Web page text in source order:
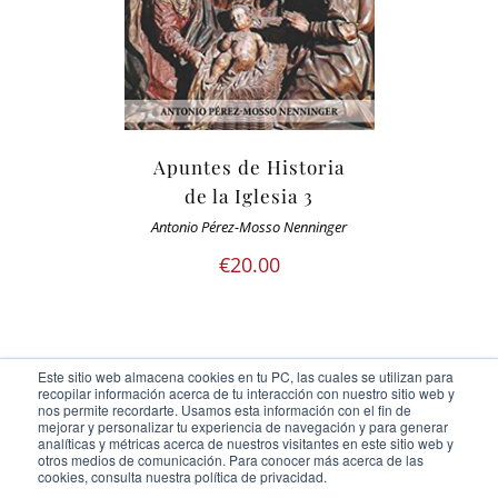
Este sitio web almacena cookies en tu PC, las cuales se utilizan para
recopilar información acerca de tu interacción con nuestro sitio web y
nos permite recordarte. Usamos esta información con el fin de
mejorar y personalizar tu experiencia de navegación y para generar
analíticas y métricas acerca de nuestros visitantes en este sitio web y
otros medios de comunicación. Para conocer más acerca de las
cookies, consulta nuestra política de privacidad.
Apuntes de Historia
de la Iglesia 3
Antonio Pérez-Mosso Nenninger
€20.00
Ediciones Cor Iesu Copyright 2020 |id digital agency